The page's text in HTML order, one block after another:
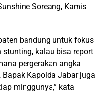
Soreang, Kamis
bandung untuk fokus
kalau bisa report
pergerakan angka
Kapolda Jabar juga
minggunya,” kata